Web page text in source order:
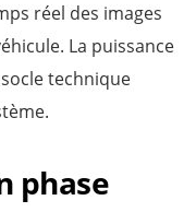
réel des images
La puissance
technique
phase